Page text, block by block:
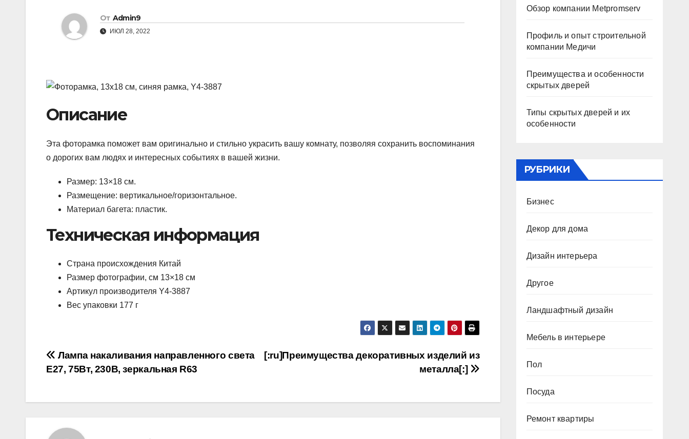
От Admin9
ИЮЛ 28, 2022
Описание
Эта фоторамка поможет вам оригинально и стильно украсить вашу комнату, позволяя сохранить воспоминания
о дорогих вам людях и интересных событиях в вашей жизни.
Размер: 13×18 см.
Размещение: вертикальное/горизонтальное.
Материал багета: пластик.
Техническая информация
Страна происхождения Китай
Размер фотографии, см 13×18 см
Артикул производителя Y4-3887
Вес упаковки 177 г
Навигация
по
записям
[:ru]Преимущества декоративных изделий из
металла[:]
Лампа накаливания направленного света
Е27, 75Вт, 230В, зеркальная R63
Обзор компании Metpromserv
Профиль и опыт строительной
компании Медичи
Преимущества и особенности
скрытых дверей
Типы скрытых дверей и их
особенности
РУБРИКИ
Бизнес
Декор для дома
Дизайн интерьера
Другое
Ландшафтный дизайн
Мебель в интерьере
Пол
Посуда
Ремонт квартиры